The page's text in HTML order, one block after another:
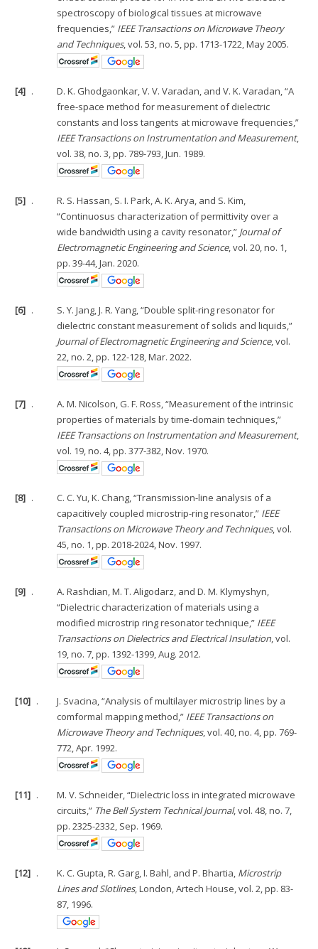
spectroscopy of biological tissues at microwave
frequencies,” IEEE Transactions on Microwave Theory
and Techniques, vol. 53, no. 5, pp. 1713-1722, May 2005.
[4] .
D. K. Ghodgaonkar, V. V. Varadan, and V. K. Varadan, “A
free-space method for measurement of dielectric
constants and loss tangents at microwave frequencies,”
IEEE Transactions on Instrumentation and Measurement,
vol. 38, no. 3, pp. 789-793, Jun. 1989.
[5] .
R. S. Hassan, S. I. Park, A. K. Arya, and S. Kim,
“Continuosus characterization of permittivity over a
wide bandwidth using a cavity resonator,” Journal of
Electromagnetic Engineering and Science, vol. 20, no. 1,
pp. 39-44, Jan. 2020.
[6] .
S. Y. Jang, J. R. Yang, “Double split-ring resonator for
dielectric constant measurement of solids and liquids,”
Journal of Electromagnetic Engineering and Science, vol.
22, no. 2, pp. 122-128, Mar. 2022.
[7] .
A. M. Nicolson, G. F. Ross, “Measurement of the intrinsic
properties of materials by time-domain techniques,”
IEEE Transactions on Instrumentation and Measurement,
vol. 19, no. 4, pp. 377-382, Nov. 1970.
[8] .
C. C. Yu, K. Chang, “Transmission-line analysis of a
capacitively coupled microstrip-ring resonator,” IEEE
Transactions on Microwave Theory and Techniques, vol.
45, no. 1, pp. 2018-2024, Nov. 1997.
[9] .
A. Rashdian, M. T. Aligodarz, and D. M. Klymyshyn,
“Dielectric characterization of materials using a
modified microstrip ring resonator technique,” IEEE
Transactions on Dielectrics and Electrical Insulation, vol.
19, no. 7, pp. 1392-1399, Aug. 2012.
[10] .
J. Svacina, “Analysis of multilayer microstrip lines by a
comformal mapping method,” IEEE Transactions on
Microwave Theory and Techniques, vol. 40, no. 4, pp. 769-
772, Apr. 1992.
[11] .
M. V. Schneider, “Dielectric loss in integrated microwave
circuits,” The Bell System Technical Journal, vol. 48, no. 7,
pp. 2325-2332, Sep. 1969.
[12] . K. C. Gupta, R. Garg, I. Bahl, and P. Bhartia, Microstrip
Lines and Slotlines, London, Artech House, vol. 2, pp. 83-
87, 1996.